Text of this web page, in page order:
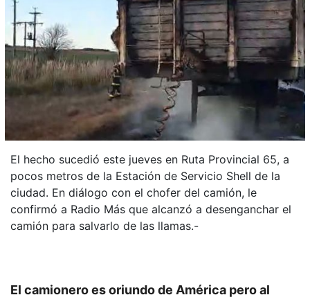
El hecho sucedió este jueves en Ruta Provincial 65, a
pocos metros de la Estación de Servicio Shell de la
ciudad. En diálogo con el chofer del camión, le
confirmó a Radio Más que alcanzó a desenganchar el
camión para salvarlo de las llamas.-
El camionero es oriundo de América pero al